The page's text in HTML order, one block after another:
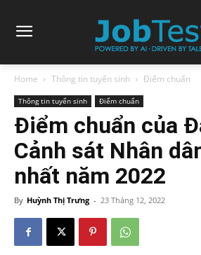
Home Thông tin tuyển sinh Điểm chuẩn
Thông tin tuyển sinh Điểm chuẩn
Điểm chuẩn của
Cảnh sát Nhân
nhất năm 2022
By Huỳnh Thị Trưng - 23 Tháng 12, 2022